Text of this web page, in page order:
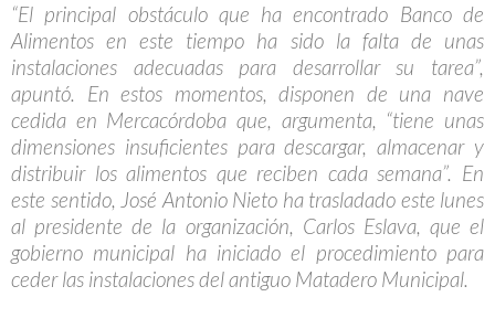
“El principal obstáculo que ha encontrado Banco de
Alimentos en este tiempo ha sido la falta de unas
instalaciones adecuadas para desarrollar su tarea”,
apuntó. En estos momentos, disponen de una nave
cedida en Mercacórdoba que, argumenta, “tiene unas
dimensiones insuficientes para descargar, almacenar y
distribuir los alimentos que reciben cada semana”. En
este sentido, José Antonio Nieto ha trasladado este lunes
al presidente de la organización, Carlos Eslava, que el
gobierno municipal ha iniciado el procedimiento para
ceder las instalaciones del antiguo Matadero Municipal.